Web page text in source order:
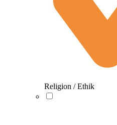
Religion / Ethik